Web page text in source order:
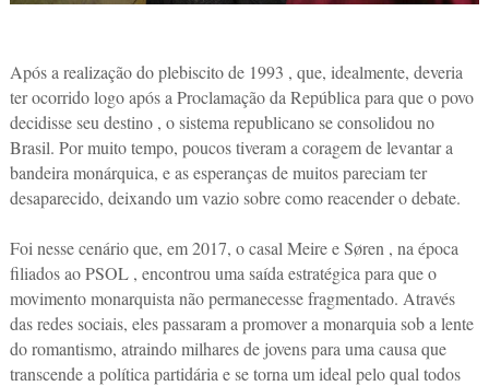
Após a realização do plebiscito de 1993 , que, idealmente, deveria
ter ocorrido logo após a Proclamação da República para que o povo
decidisse seu destino , o sistema republicano se consolidou no
Brasil. Por muito tempo, poucos tiveram a coragem de levantar a
bandeira monárquica, e as esperanças de muitos pareciam ter
desaparecido, deixando um vazio sobre como reacender o debate.
Foi nesse cenário que, em 2017, o casal Meire e Søren , na época
filiados ao PSOL , encontrou uma saída estratégica para que o
movimento monarquista não permanecesse fragmentado. Através
das redes sociais, eles passaram a promover a monarquia sob a lente
do romantismo, atraindo milhares de jovens para uma causa que
transcende a política partidária e se torna um ideal pelo qual todos